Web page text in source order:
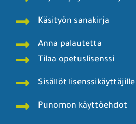
Käsityön sanakirja
Anna palautetta
Tilaa opetuslisenssi
Sisällöt lisenssikäyttäjille
Punomon käyttöehdot